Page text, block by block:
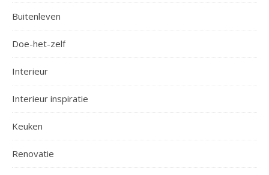
Buitenleven
Doe-het-zelf
Interieur
Interieur inspiratie
Keuken
Renovatie